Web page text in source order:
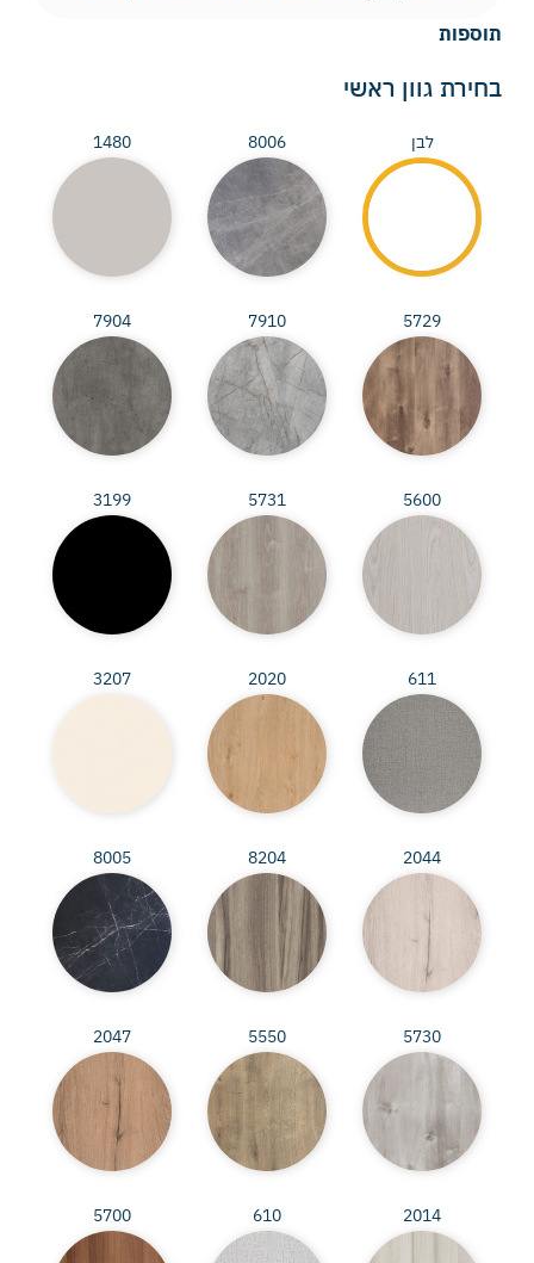
תוספות
בחירת גוון ראשי
לבן 8006
1480
5729
7910
7904
5600
5731
3199
611
2020
3207
2044
8204
8005
5730
5550
2047
2014
610
5700